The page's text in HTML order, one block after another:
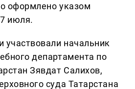
оформлено указом
июля.
участвовали начальник
департамента по
Зявдат Салихов,
суда Татарстана